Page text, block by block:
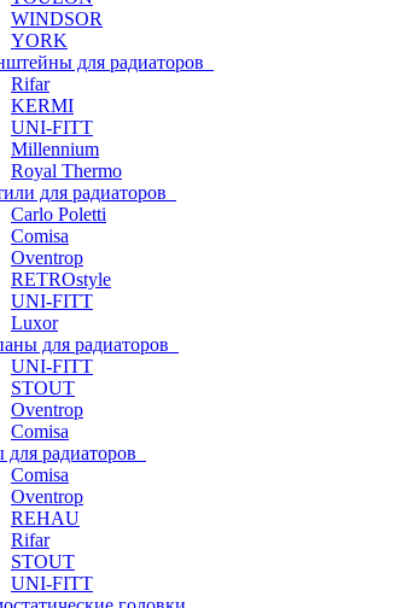
WINDSOR
YORK
для радиаторов
Rifar
KERMI
UNI-FITT
Millennium
Royal Thermo
для радиаторов
Carlo Poletti
Comisa
Oventrop
RETROstyle
UNI-FITT
Luxor
для радиаторов
UNI-FITT
STOUT
Oventrop
Comisa
для радиаторов
Comisa
Oventrop
REHAU
Rifar
STOUT
UNI-FITT